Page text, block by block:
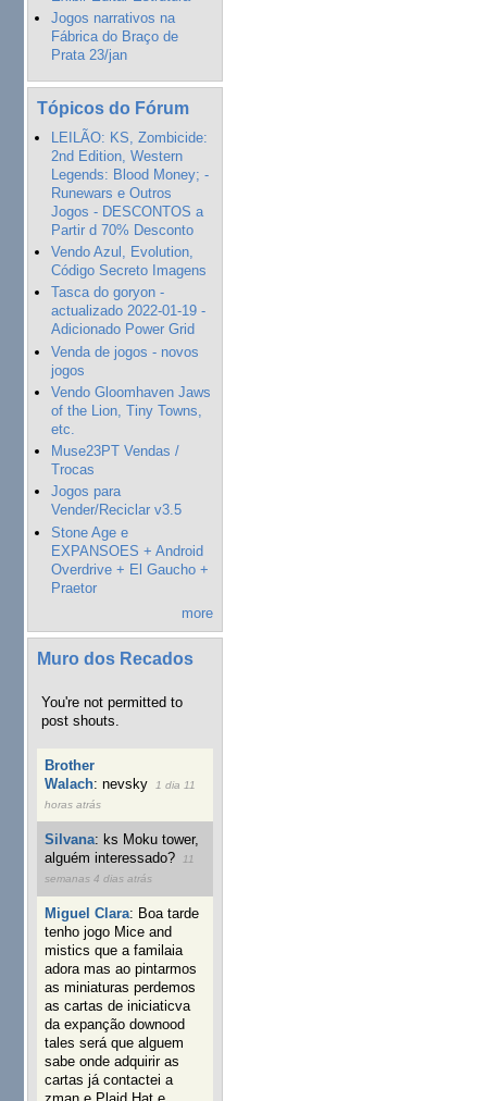
Jogos narrativos na
Fábrica do Braço de
Prata 23/jan
Tópicos do Fórum
LEILÃO: KS, Zombicide:
2nd Edition, Western
Legends: Blood Money; -
Runewars e Outros
Jogos - DESCONTOS a
Partir d 70% Desconto
Vendo Azul, Evolution,
Código Secreto Imagens
Tasca do goryon -
actualizado 2022-01-19 -
Adicionado Power Grid
Venda de jogos - novos
jogos
Vendo Gloomhaven Jaws
of the Lion, Tiny Towns,
etc.
Muse23PT Vendas /
Trocas
Jogos para
Vender/Reciclar v3.5
Stone Age e
EXPANSOES + Android
Overdrive + El Gaucho +
Praetor
more
Muro dos Recados
You're not permitted to
post shouts.
Brother
Walach:nevsky
1 dia 11
horas atrás
Silvana: ks Moku tower,
alguém interessado?
11
semanas 4 dias atrás
Miguel Clara: Boa tarde
tenho jogo Mice and
mistics que a familaia
adora mas ao pintarmos
as miniaturas perdemos
as cartas de iniciaticva
da expanção downood
tales será que alguem
sabe onde adquirir as
cartas já contactei a